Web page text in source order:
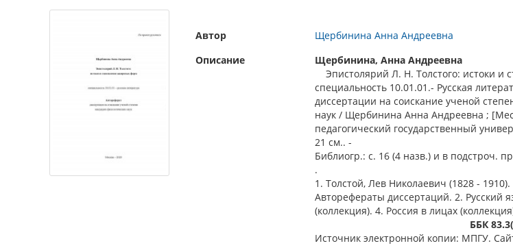
Автор
Щербинина Анна Андреевна
Описание
Щербинина, Анна Андреевна
Эпистолярий Л. Н. Толстого: истоки и
специальность 10.01.01.- Русская
диссертации на соискание ученой
наук / Щербинина Анна Андреевна ;
педагогический государственный
21 см.. -
Библиогр.: с. 16 (4 назв.) и в подстроч.
.
1. Толстой, Лев Николаевич (1828 -
Авторефераты диссертаций. 2. Русский
(коллекция). 4. Россия в лицах
ББК
Источник электронной копии: МПГУ.